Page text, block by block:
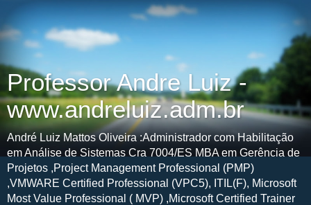
Professor Andre Luiz -
www.andreluiz.adm.br
André Luiz Mattos Oliveira :Administrador com Habilitação
em Análise de Sistemas Cra 7004/ES MBA em Gerência de
Projetos ,Project Management Professional (PMP)
,VMWARE Certified Professional (VPC5), ITIL(F), Microsoft
Most Value Professional ( MVP) ,Microsoft Certified Trainer